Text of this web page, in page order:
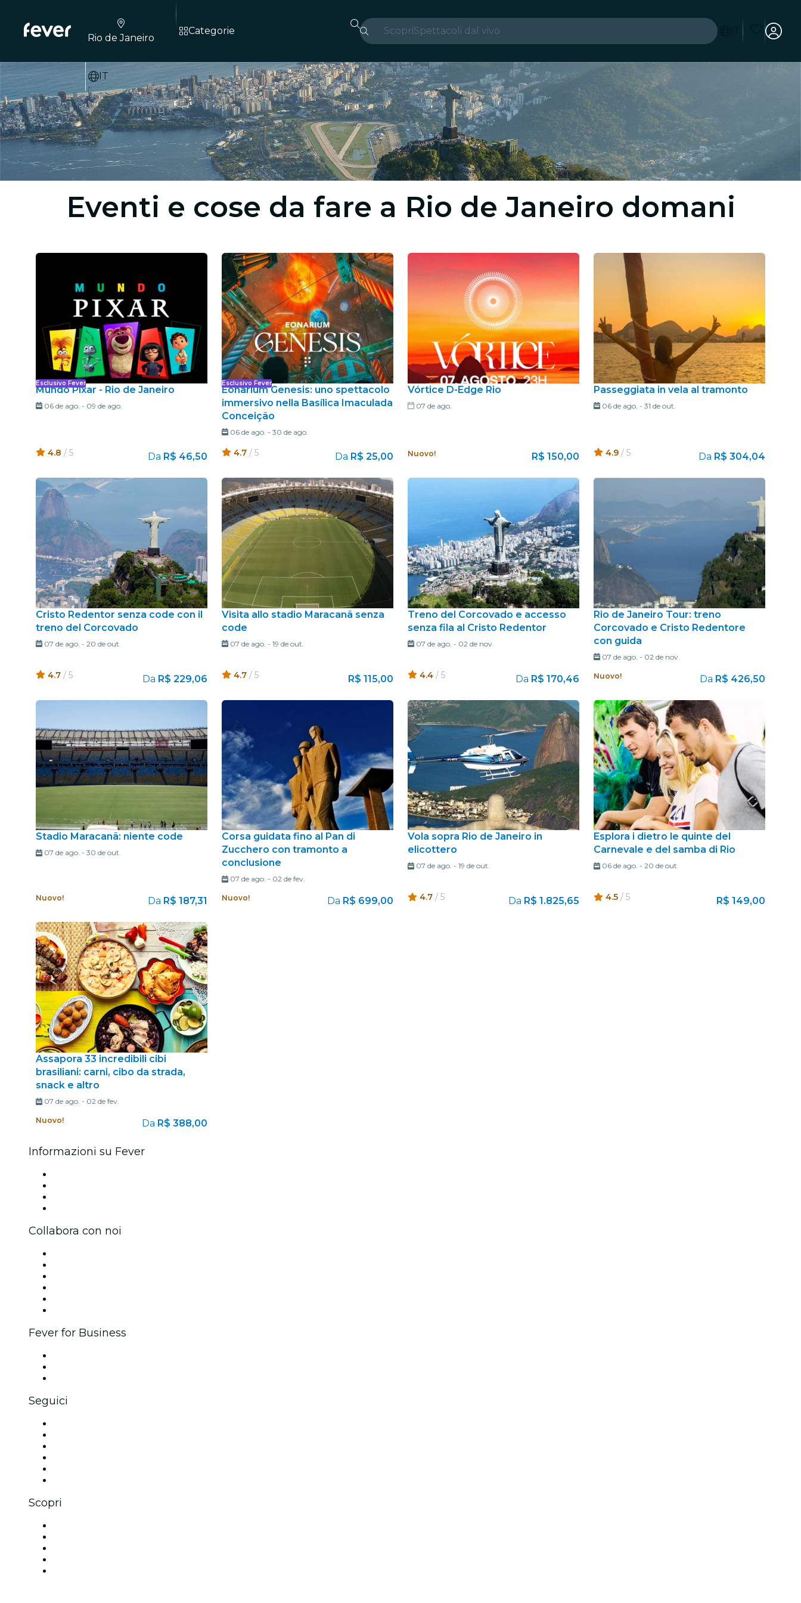
ScopriSpettacoli dal vivo
Candlelight
Londra
Esperienze e città
San Paolo
Seoul
Concerti
Cinema
Rio de Janeiro
IT
Categorie
Eventi e cose da fare a Rio de Janeiro domani
Esclusivo Fever
Mundo Pixar - Rio de Janeiro
06 de ago. - 09 de ago.
4.8 / 5 Da R$ 46,50
Esclusivo Fever
Eonarium Genesis: uno spettacolo
immersivo nella Basílica Imaculada
Conceição
06 de ago. - 30 de ago.
4.7 / 5 Da R$ 25,00
Vórtice D-Edge Rio
07 de ago.
Nuovo! R$ 150,00
Passeggiata in vela al tramonto
06 de ago. - 31 de out.
4.9 / 5 Da R$ 304,04
Cristo Redentor senza code con il
treno del Corcovado
07 de ago. - 20 de out.
4.7 / 5 Da R$ 229,06
Visita allo stadio Maracanã senza
code
07 de ago. - 19 de out.
4.7 / 5 R$ 115,00
Treno del Corcovado e accesso
senza fila al Cristo Redentor
07 de ago. - 02 de nov.
4.4 / 5 Da R$ 170,46
Rio de Janeiro Tour: treno
Corcovado e Cristo Redentore
con guida
07 de ago. - 02 de nov.
Nuovo! Da R$ 426,50
Stadio Maracanã: niente code
07 de ago. - 30 de out.
Nuovo! Da R$ 187,31
Corsa guidata fino al Pan di
Zucchero con tramonto a
conclusione
07 de ago. - 02 de fev.
Nuovo! Da R$ 699,00
Vola sopra Rio de Janeiro in
elicottero
07 de ago. - 19 de out.
4.7 / 5 Da R$ 1.825,65
Esplora i dietro le quinte del
Carnevale e del samba di Rio
06 de ago. - 20 de out.
4.5 / 5 R$ 149,00
Assapora 33 incredibili cibi
brasiliani: carni, cibo da strada,
snack e altro
07 de ago. - 02 de fev.
Nuovo! Da R$ 388,00
Informazioni su Fever
Collabora con noi
Fever for Business
Seguici
Scopri